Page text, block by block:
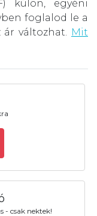
külön, egyéni
foglalod le a
változhat. Mit
- csak nektek!